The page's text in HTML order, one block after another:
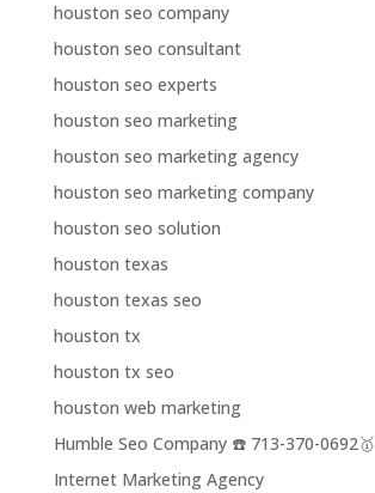
houston seo company
houston seo consultant
houston seo experts
houston seo marketing
houston seo marketing agency
houston seo marketing company
houston seo solution
houston texas
houston texas seo
houston tx
houston tx seo
houston web marketing
Humble Seo Company ☎️ 713-370-0692🥇
Internet Marketing Agency